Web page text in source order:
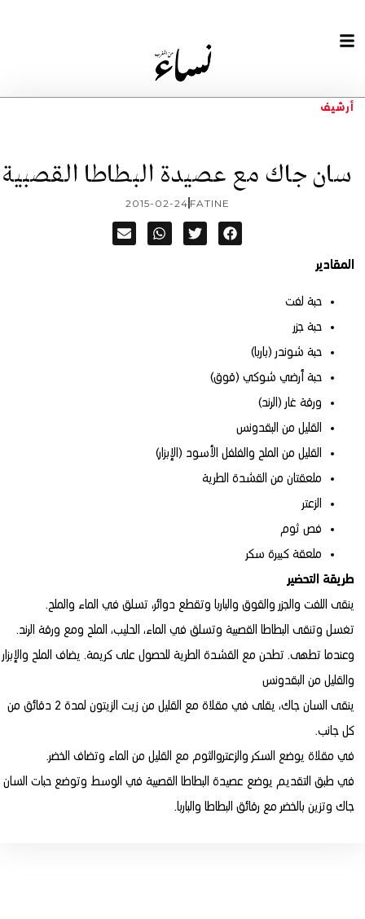
أرشيف
سان جاك مع عصيدة البطاطا القصبية
FATINE
2015-02-24
المقادير
حبة لفت
حبة جزر
حبة شوندر (باربا)
حبة أرضي شوكي (قوق)
ورقة غار (الرند)
القليل من البقدونس
القليل من الملح والفلفل الأسود (الإبزار)
ملعقتان من القشدة الطرية
الزعتر
فص ثوم
ملعقة كبيرة سكر
طريقة التحضير
ينقى اللفت والجزر والقوق والباربا وتقطع دوائر، تسلق في الماء والملح.
تغسل وتنقى البطاطا القصبية وتسلق في الماء، الحليب، الملح ومع ورقة الرند.
وعندما تطهى. تطحن مع القشدة الطرية للحصول على كريمة. يضاف الملح والإبزار
والقليل من البقدونس
ينقى السان جاك، يقلى في مقلاة مع القليل من زيت الزيتون لمدة 2 دقائق من
كل جانب.
في مقلاة يوضع السكر والزعتروالثوم مع القليل من الماء وتضاف الخضر.
في طبق التقديم يوضع عصيدة البطاطا القصبية في الوسط وتوضع حبات السان
جاك وتزين بالخضر مع رقائق البطاطا والباربا.